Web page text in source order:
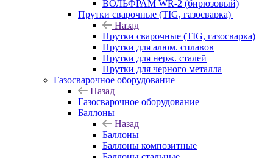
ВОЛЬФРАМ WR-2 (бирюзовый)
Прутки сварочные (TIG, газосварка)
Назад
Прутки сварочные (TIG, газосварка)
Прутки для алюм. сплавов
Прутки для нерж. сталей
Прутки для черного металла
Газосварочное оборудование
Назад
Газосварочное оборудование
Баллоны
Назад
Баллоны
Баллоны композитные